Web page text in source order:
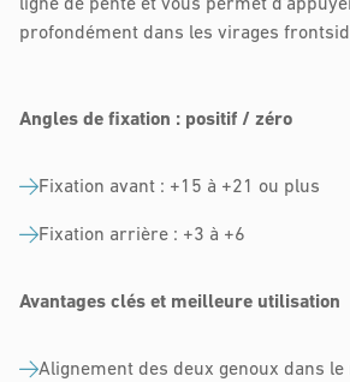
ligne de pente et vous permet
profondément dans les virages
Angles de fixation : positif / zéro
Fixation avant : +15 à +21 ou plus
Fixation arrière : +3 à +6
Avantages clés et meilleure utilisation
Alignement des deux genoux dans le